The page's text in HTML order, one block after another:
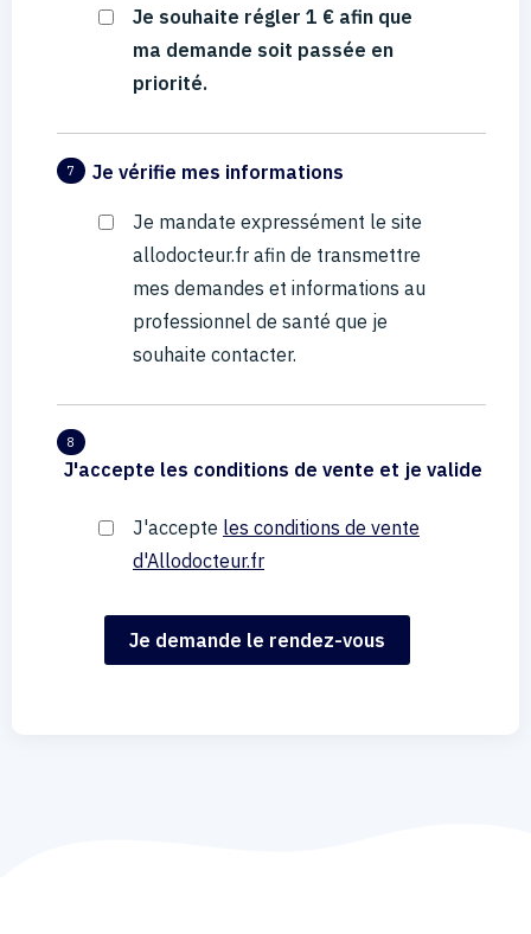
Je souhaite régler 1 € afin que
ma demande soit passée en
priorité.
7 Je vérifie mes informations
Je mandate expressément le site
allodocteur.fr afin de transmettre
mes demandes et informations au
professionnel de santé que je
souhaite contacter.
8
J'accepte les conditions de vente et je valide
J'accepte les conditions de vente
d'Allodocteur.fr